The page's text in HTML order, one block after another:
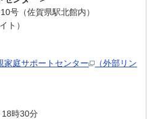
号（佐賀県駅北館内）
ト）
家庭サポートセンター
（外部リン
18時30分